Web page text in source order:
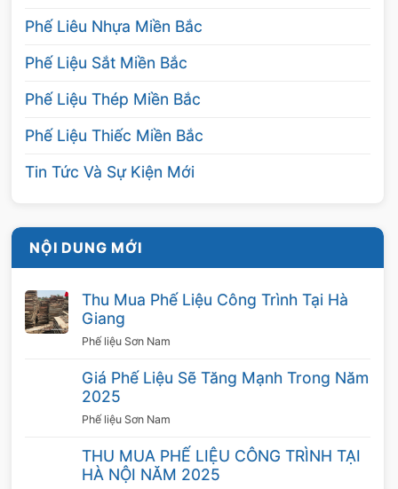
Phế Liêu Nhựa Miền Bắc
Phế Liệu Sắt Miền Bắc
Phế Liệu Thép Miền Bắc
Phế Liệu Thiếc Miền Bắc
Tin Tức Và Sự Kiện Mới
NỘI DUNG MỚI
Thu Mua Phế Liệu Công Trình Tại Hà
Giang
Phế liệu Sơn Nam
Giá Phế Liệu Sẽ Tăng Mạnh Trong Năm
2025
Phế liệu Sơn Nam
THU MUA PHẾ LIỆU CÔNG TRÌNH TẠI
HÀ NỘI NĂM 2025